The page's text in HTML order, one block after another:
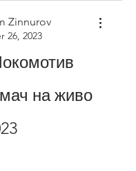
Zinnurov
26, 2023
на живо